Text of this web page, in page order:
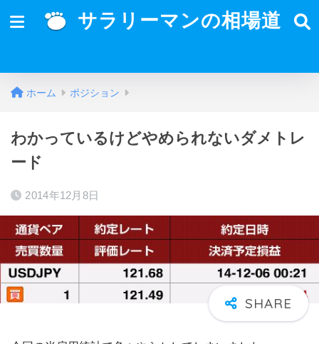
サラリーマンの相場道
ホーム ポジション
わかっているけどやめられないダメトレ
ード
2014年12月8日